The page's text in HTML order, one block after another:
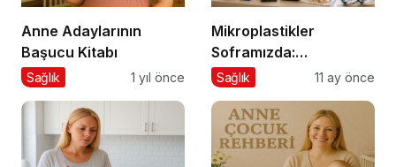
Anne Adaylarının
Başucu Kitabı
Sağlık 1 yıl önce
Mikroplastikler
Soframızda:
Gıdalardan Bedenimize
Sağlık 11 ay önce